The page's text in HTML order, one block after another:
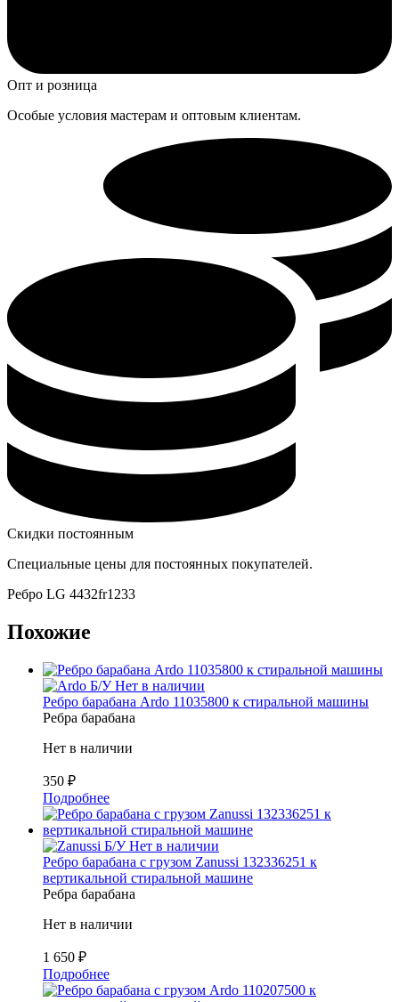
Опт и розница
Особые условия мастерам и оптовым клиентам.
Скидки постоянным
Специальные цены для постоянных покупателей.
Ребро LG 4432fr1233
Похожие
Б/У Нет в наличии
Ребро барабана Ardo 11035800 к стиральной машины
Ребра барабана
Нет в наличии
350 ₽
Подробнее
Б/У Нет в наличии
Ребро барабана с грузом Zanussi 132336251 к
вертикальной стиральной машине
Ребра барабана
Нет в наличии
1 650 ₽
Подробнее